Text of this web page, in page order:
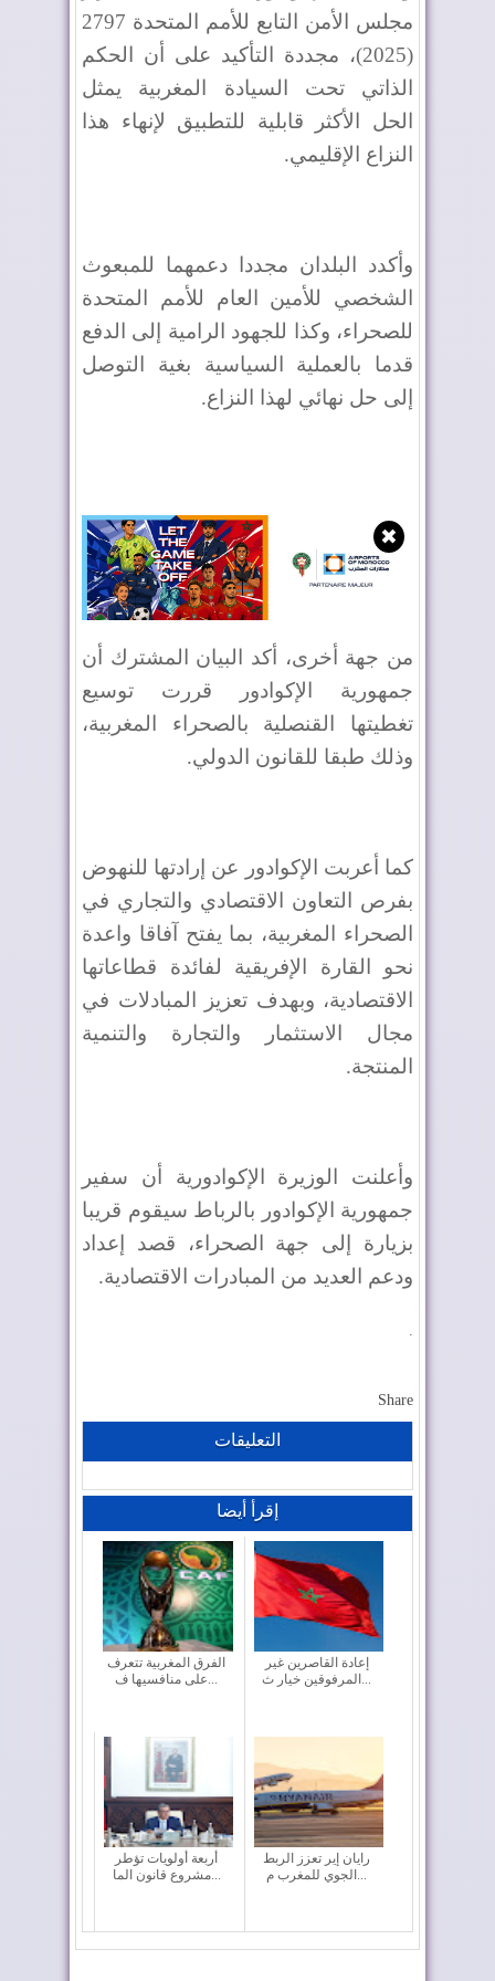
مجلس الأمن التابع للأمم المتحدة 2797
(2025)، مجددة التأكيد على أن الحكم
الذاتي تحت السيادة المغربية يمثل
الحل الأكثر قابلية للتطبيق لإنهاء هذا
النزاع الإقليمي.
وأكدد البلدان مجددا دعمهما للمبعوث
الشخصي للأمين العام للأمم المتحدة
للصحراء، وكذا للجهود الرامية إلى الدفع
قدما بالعملية السياسية بغية التوصل
إلى حل نهائي لهذا النزاع.
✖
من جهة أخرى، أكد البيان المشترك أن
جمهورية الإكوادور قررت توسيع
تغطيتها القنصلية بالصحراء المغربية،
وذلك طبقا للقانون الدولي.
كما أعربت الإكوادور عن إرادتها للنهوض
بفرص التعاون الاقتصادي والتجاري في
الصحراء المغربية، بما يفتح آفاقا واعدة
نحو القارة الإفريقية لفائدة قطاعاتها
الاقتصادية، وبهدف تعزيز المبادلات في
مجال الاستثمار والتجارة والتنمية
المنتجة.
وأعلنت الوزيرة الإكوادورية أن سفير
جمهورية الإكوادور بالرباط سيقوم قريبا
بزيارة إلى جهة الصحراء، قصد إعداد
ودعم العديد من المبادرات الاقتصادية.
.
Share
التعليقات
إقرأ أيضا
الفرق المغربية تتعرف
على منافسيها ف...
إعادة القاصرين غير
المرفوقين خيار ث...
أربعة أولويات تؤطر
مشروع قانون الما...
رايان إير تعزز الربط
الجوي للمغرب م...